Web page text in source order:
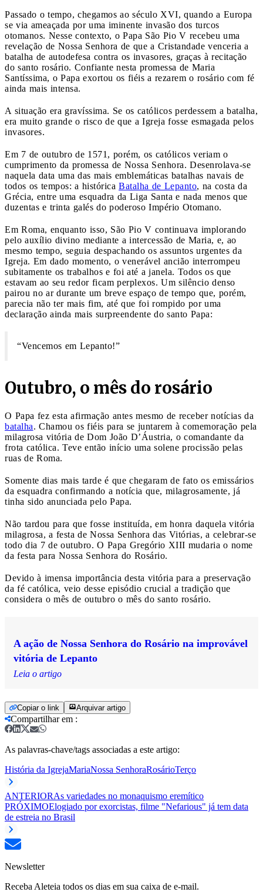
Passado o tempo, chegamos ao século XVI, quando a Europa
se via ameaçada por uma iminente invasão dos turcos
otomanos. Nesse contexto, o Papa São Pio V recebeu uma
revelação de Nossa Senhora de que a Cristandade venceria a
batalha de autodefesa contra os invasores, graças à recitação
do santo rosário. Confiante nesta promessa de Maria
Santíssima, o Papa exortou os fiéis a rezarem o rosário com fé
ainda mais intensa.
A situação era gravíssima. Se os católicos perdessem a batalha,
era muito grande o risco de que a Igreja fosse esmagada pelos
invasores.
Em 7 de outubro de 1571, porém, os católicos veriam o
cumprimento da promessa de Nossa Senhora. Desenrolava-se
naquela data uma das mais emblemáticas batalhas navais de
todos os tempos: a histórica Batalha de Lepanto, na costa da
Grécia, entre uma esquadra da Liga Santa e nada menos que
duzentas e trinta galés do poderoso Império Otomano.
Em Roma, enquanto isso, São Pio V continuava implorando
pelo auxílio divino mediante a intercessão de Maria, e, ao
mesmo tempo, seguia despachando os assuntos urgentes da
Igreja. Em dado momento, o venerável ancião interrompeu
subitamente os trabalhos e foi até a janela. Todos os que
estavam ao seu redor ficam perplexos. Um silêncio denso
pairou no ar durante um breve espaço de tempo que, porém,
parecia não ter mais fim, até que foi rompido por uma
declaração ainda mais surpreendente do santo Papa:
“Vencemos em Lepanto!”
Outubro, o mês do rosário
O Papa fez esta afirmação antes mesmo de receber notícias da
batalha. Chamou os fiéis para se juntarem à comemoração pela
milagrosa vitória de Dom João D’Áustria, o comandante da
frota católica. Teve então início uma solene procissão pelas
ruas de Roma.
Somente dias mais tarde é que chegaram de fato os emissários
da esquadra confirmando a notícia que, milagrosamente, já
tinha sido anunciada pelo Papa.
Não tardou para que fosse instituída, em honra daquela vitória
milagrosa, a festa de Nossa Senhora das Vitórias, a celebrar-se
todo dia 7 de outubro. O Papa Gregório XIII mudaria o nome
da festa para Nossa Senhora do Rosário.
Devido à imensa importância desta vitória para a preservação
da fé católica, veio desse episódio crucial a tradição que
considera o mês de outubro o mês do santo rosário.
A ação de Nossa Senhora do Rosário na improvável
vitória de Lepanto
Leia o artigo
Copiar o link Arquivar artigo
Compartilhar em :
As palavras-chave/tags associadas a este artigo:
História da IgrejaMariaNossa SenhoraRosárioTerço
ANTERIORAs variedades no monaquismo eremítico
PRÓXIMOElogiado por exorcistas, filme "Nefarious" já tem data
de estreia no Brasil
Newsletter
Receba Aleteia todos os dias em sua caixa de e-mail.